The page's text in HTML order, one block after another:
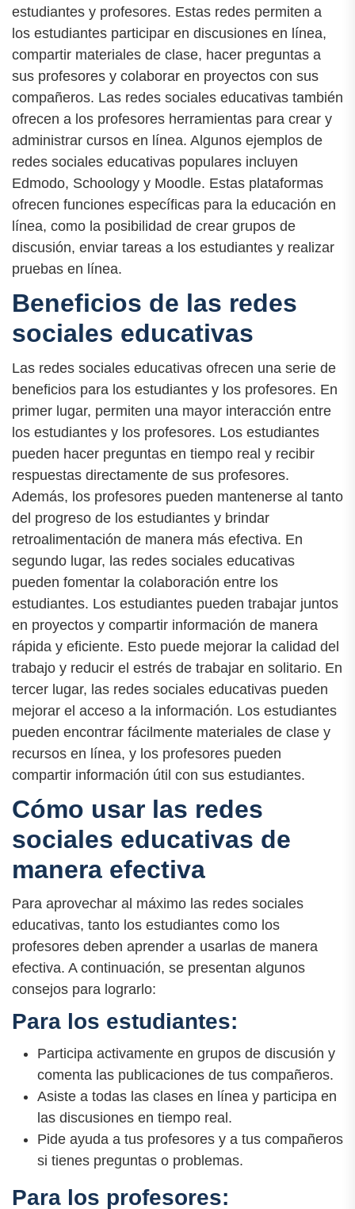
estudiantes y profesores. Estas redes permiten a
los estudiantes participar en discusiones en línea,
compartir materiales de clase, hacer preguntas a
sus profesores y colaborar en proyectos con sus
compañeros. Las redes sociales educativas también
ofrecen a los profesores herramientas para crear y
administrar cursos en línea. Algunos ejemplos de
redes sociales educativas populares incluyen
Edmodo, Schoology y Moodle. Estas plataformas
ofrecen funciones específicas para la educación en
línea, como la posibilidad de crear grupos de
discusión, enviar tareas a los estudiantes y realizar
pruebas en línea.
Beneficios de las redes
sociales educativas
Las redes sociales educativas ofrecen una serie de
beneficios para los estudiantes y los profesores. En
primer lugar, permiten una mayor interacción entre
los estudiantes y los profesores. Los estudiantes
pueden hacer preguntas en tiempo real y recibir
respuestas directamente de sus profesores.
Además, los profesores pueden mantenerse al tanto
del progreso de los estudiantes y brindar
retroalimentación de manera más efectiva. En
segundo lugar, las redes sociales educativas
pueden fomentar la colaboración entre los
estudiantes. Los estudiantes pueden trabajar juntos
en proyectos y compartir información de manera
rápida y eficiente. Esto puede mejorar la calidad del
trabajo y reducir el estrés de trabajar en solitario. En
tercer lugar, las redes sociales educativas pueden
mejorar el acceso a la información. Los estudiantes
pueden encontrar fácilmente materiales de clase y
recursos en línea, y los profesores pueden
compartir información útil con sus estudiantes.
Cómo usar las redes
sociales educativas de
manera efectiva
Para aprovechar al máximo las redes sociales
educativas, tanto los estudiantes como los
profesores deben aprender a usarlas de manera
efectiva. A continuación, se presentan algunos
consejos para lograrlo:
Para los estudiantes:
Participa activamente en grupos de discusión y
comenta las publicaciones de tus compañeros.
Asiste a todas las clases en línea y participa en
las discusiones en tiempo real.
Pide ayuda a tus profesores y a tus compañeros
si tienes preguntas o problemas.
Para los profesores: